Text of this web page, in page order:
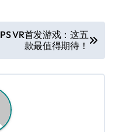
PS VR首发游戏：这五
款最值得期待！